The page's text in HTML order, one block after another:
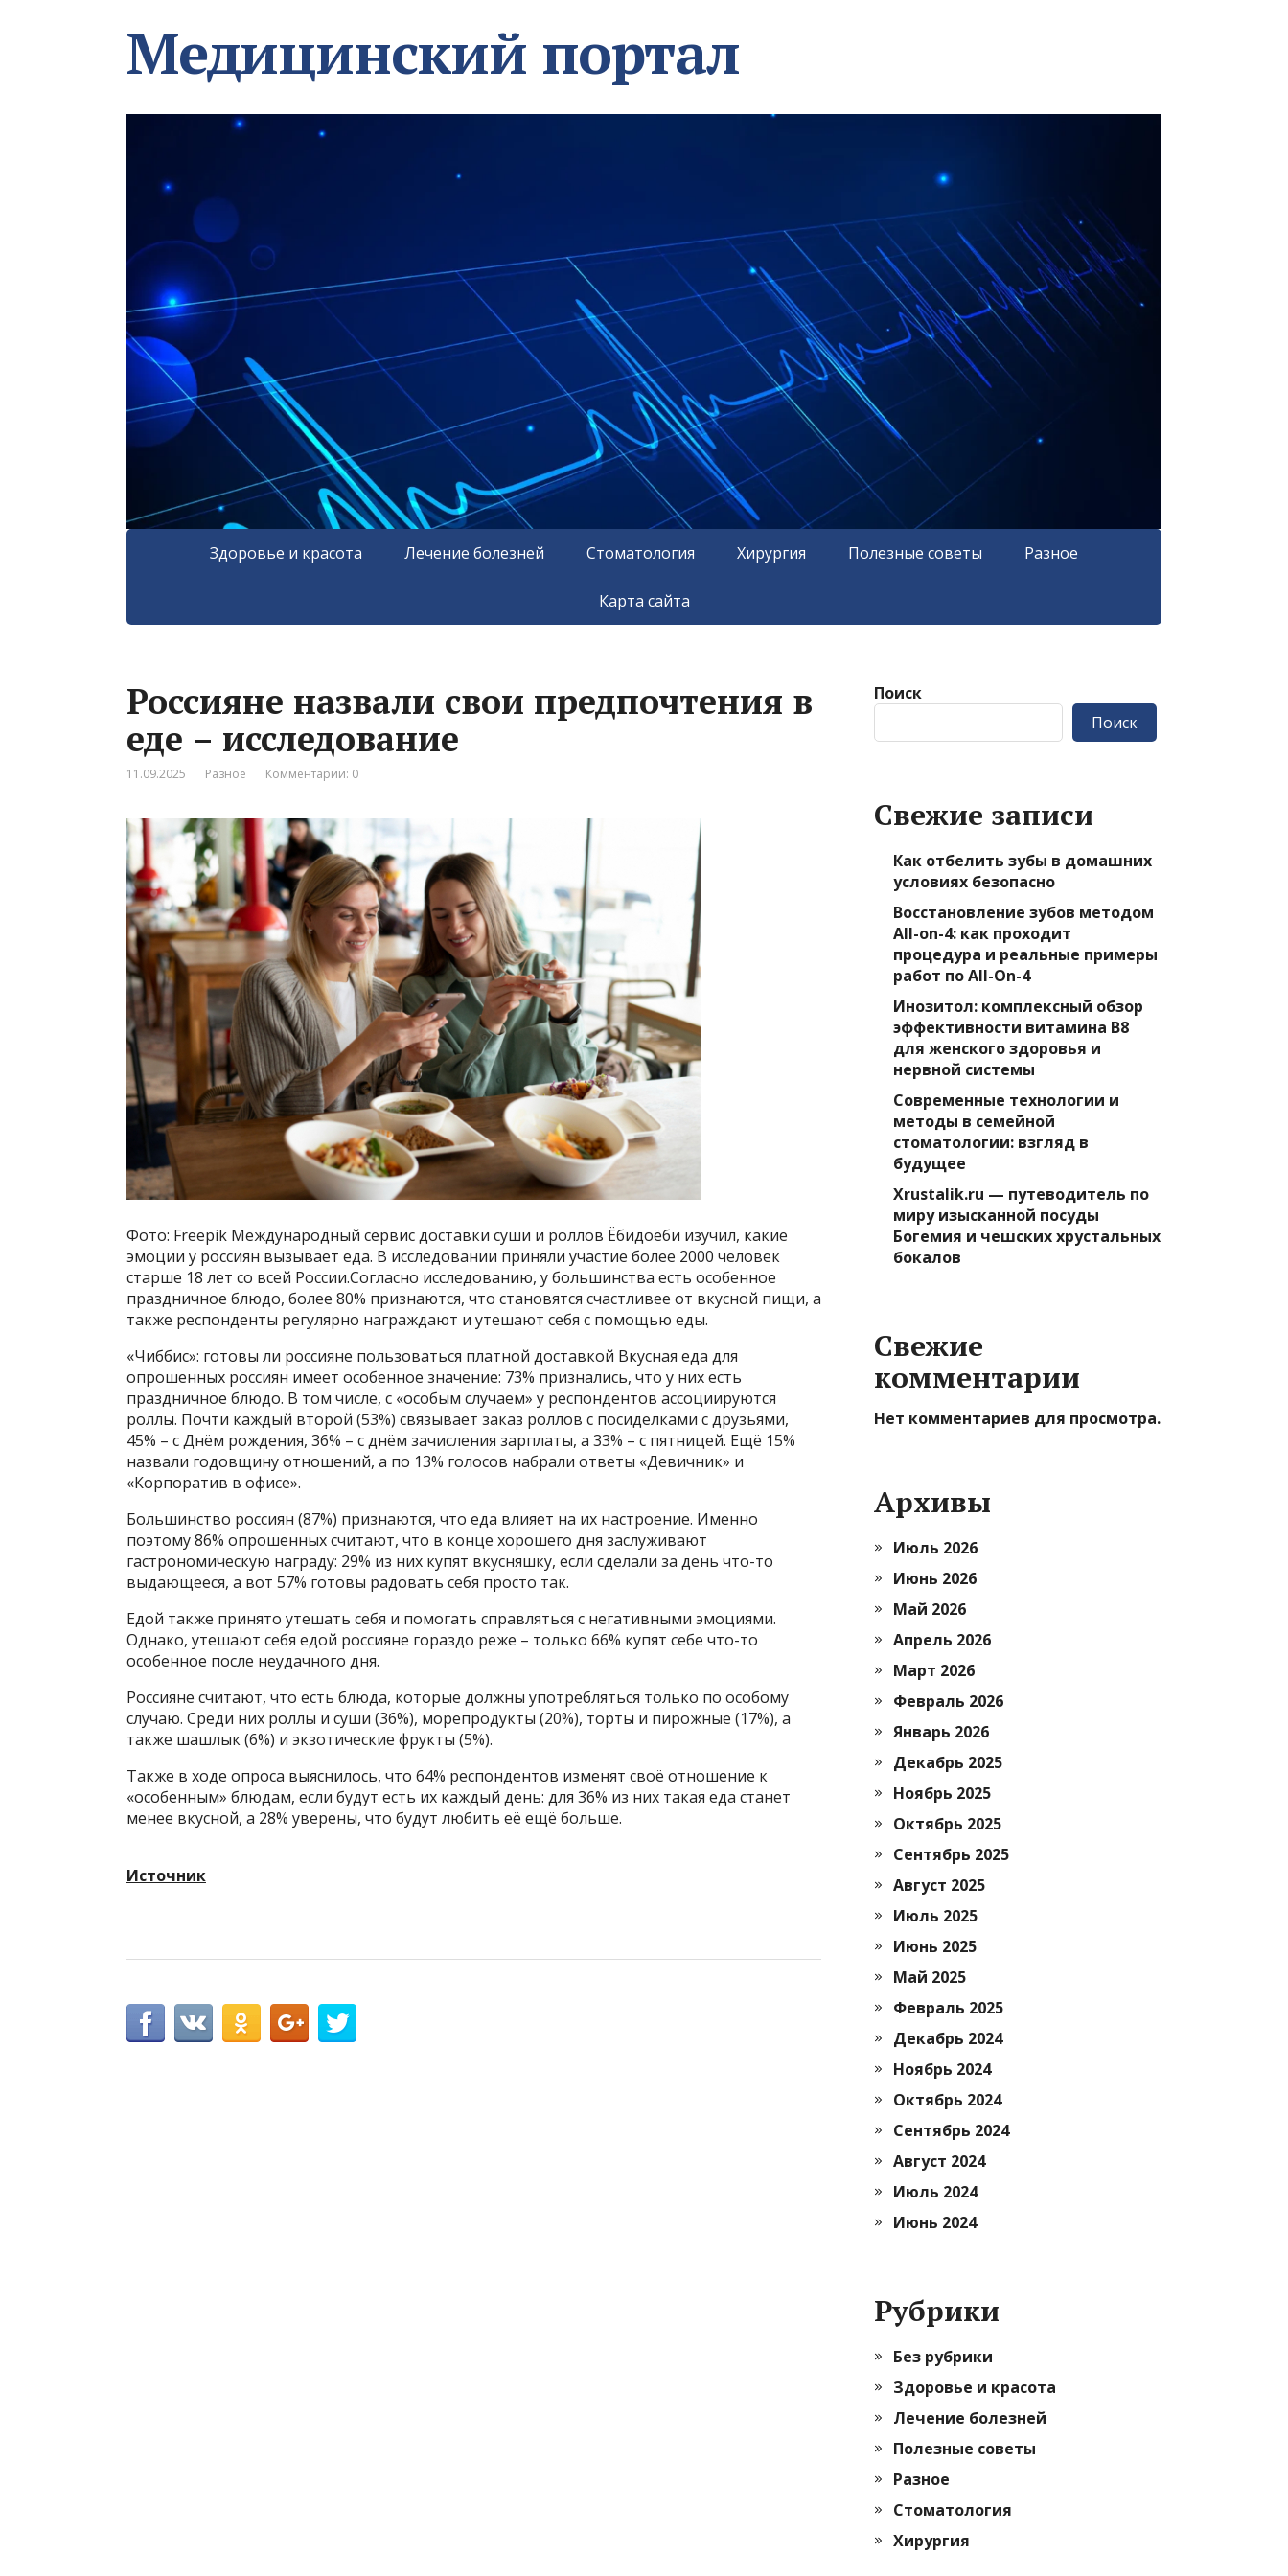
Медицинский портал
Здоровье и красота Лечение болезней Стоматология Хирургия Полезные советы Разное
Карта сайта
Россияне назвали свои предпочтения в
еде – исследование
11.09.2025 Разное Комментарии: 0
Фото: Freepik Международный сервис доставки суши и роллов Ёбидоёби изучил, какие
эмоции у россиян вызывает еда. В исследовании приняли участие более 2000 человек
старше 18 лет со всей России.Согласно исследованию, у большинства есть особенное
праздничное блюдо, более 80% признаются, что становятся счастливее от вкусной пищи, а
также респонденты регулярно награждают и утешают себя с помощью еды.
«Чиббис»: готовы ли россияне пользоваться платной доставкой Вкусная еда для
опрошенных россиян имеет особенное значение: 73% признались, что у них есть
праздничное блюдо. В том числе, с «особым случаем» у респондентов ассоциируются
роллы. Почти каждый второй (53%) связывает заказ роллов с посиделками с друзьями,
45% – с Днём рождения, 36% – с днём зачисления зарплаты, а 33% – с пятницей. Ещё 15%
назвали годовщину отношений, а по 13% голосов набрали ответы «Девичник» и
«Корпоратив в офисе».
Большинство россиян (87%) признаются, что еда влияет на их настроение. Именно
поэтому 86% опрошенных считают, что в конце хорошего дня заслуживают
гастрономическую награду: 29% из них купят вкусняшку, если сделали за день что-то
выдающееся, а вот 57% готовы радовать себя просто так.
Едой также принято утешать себя и помогать справляться с негативными эмоциями.
Однако, утешают себя едой россияне гораздо реже – только 66% купят себе что-то
особенное после неудачного дня.
Россияне считают, что есть блюда, которые должны употребляться только по особому
случаю. Среди них роллы и суши (36%), морепродукты (20%), торты и пирожные (17%), а
также шашлык (6%) и экзотические фрукты (5%).
Также в ходе опроса выяснилось, что 64% респондентов изменят своё отношение к
«особенным» блюдам, если будут есть их каждый день: для 36% из них такая еда станет
менее вкусной, а 28% уверены, что будут любить её ещё больше.
Источник
Поиск
Поиск
Свежие записи
Как отбелить зубы в домашних
условиях безопасно
Восстановление зубов методом
All-on-4: как проходит
процедура и реальные примеры
работ по All-On-4
Инозитол: комплексный обзор
эффективности витамина B8
для женского здоровья и
нервной системы
Современные технологии и
методы в семейной
стоматологии: взгляд в
будущее
Xrustalik.ru — путеводитель по
миру изысканной посуды
Богемия и чешских хрустальных
бокалов
Свежие
комментарии
Нет комментариев для просмотра.
Архивы
Июль 2026
Июнь 2026
Май 2026
Апрель 2026
Март 2026
Февраль 2026
Январь 2026
Декабрь 2025
Ноябрь 2025
Октябрь 2025
Сентябрь 2025
Август 2025
Июль 2025
Июнь 2025
Май 2025
Февраль 2025
Декабрь 2024
Ноябрь 2024
Октябрь 2024
Сентябрь 2024
Август 2024
Июль 2024
Июнь 2024
Рубрики
Без рубрики
Здоровье и красота
Лечение болезней
Полезные советы
Разное
Стоматология
Хирургия